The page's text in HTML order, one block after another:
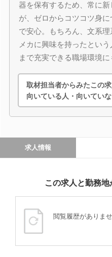
器を保有するため、常に
が、ゼロからコツコツ身
で安心。もちろん、文系
メカに興味を持ったとい
まで充実できる職場環境に
取材担当者からみたこの
向いている人・向いてい
求人情報
この求人と勤務
閲覧履歴がありま